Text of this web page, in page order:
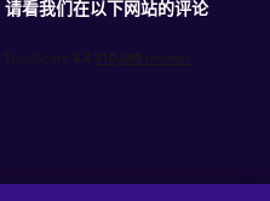
请看我们在以下网站的评论